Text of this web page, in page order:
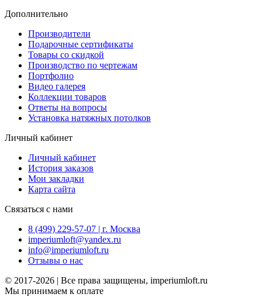
Дополнительно
Производители
Подарочные сертификаты
Товары со скидкой
Производство по чертежам
Портфолио
Видео галерея
Коллекции товаров
Ответы на вопросы
Установка натяжных потолков
Личный кабинет
Личный кабинет
История заказов
Мои закладки
Карта сайта
Связаться с нами
8 (499) 229-57-07 | г. Москва
imperiumloft@yandex.ru
info@imperiumloft.ru
Отзывы о нас
© 2017-2026 | Все права защищены, imperiumloft.ru
Мы принимаем к оплате